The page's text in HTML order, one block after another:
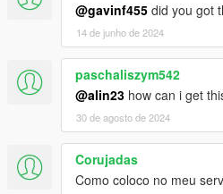
@gavinf455 did you got
14 de junho de 2024
paschaliszym542
@alin23 how can i get
30 de agosto de 2024
Corujadas
Como coloco no meu